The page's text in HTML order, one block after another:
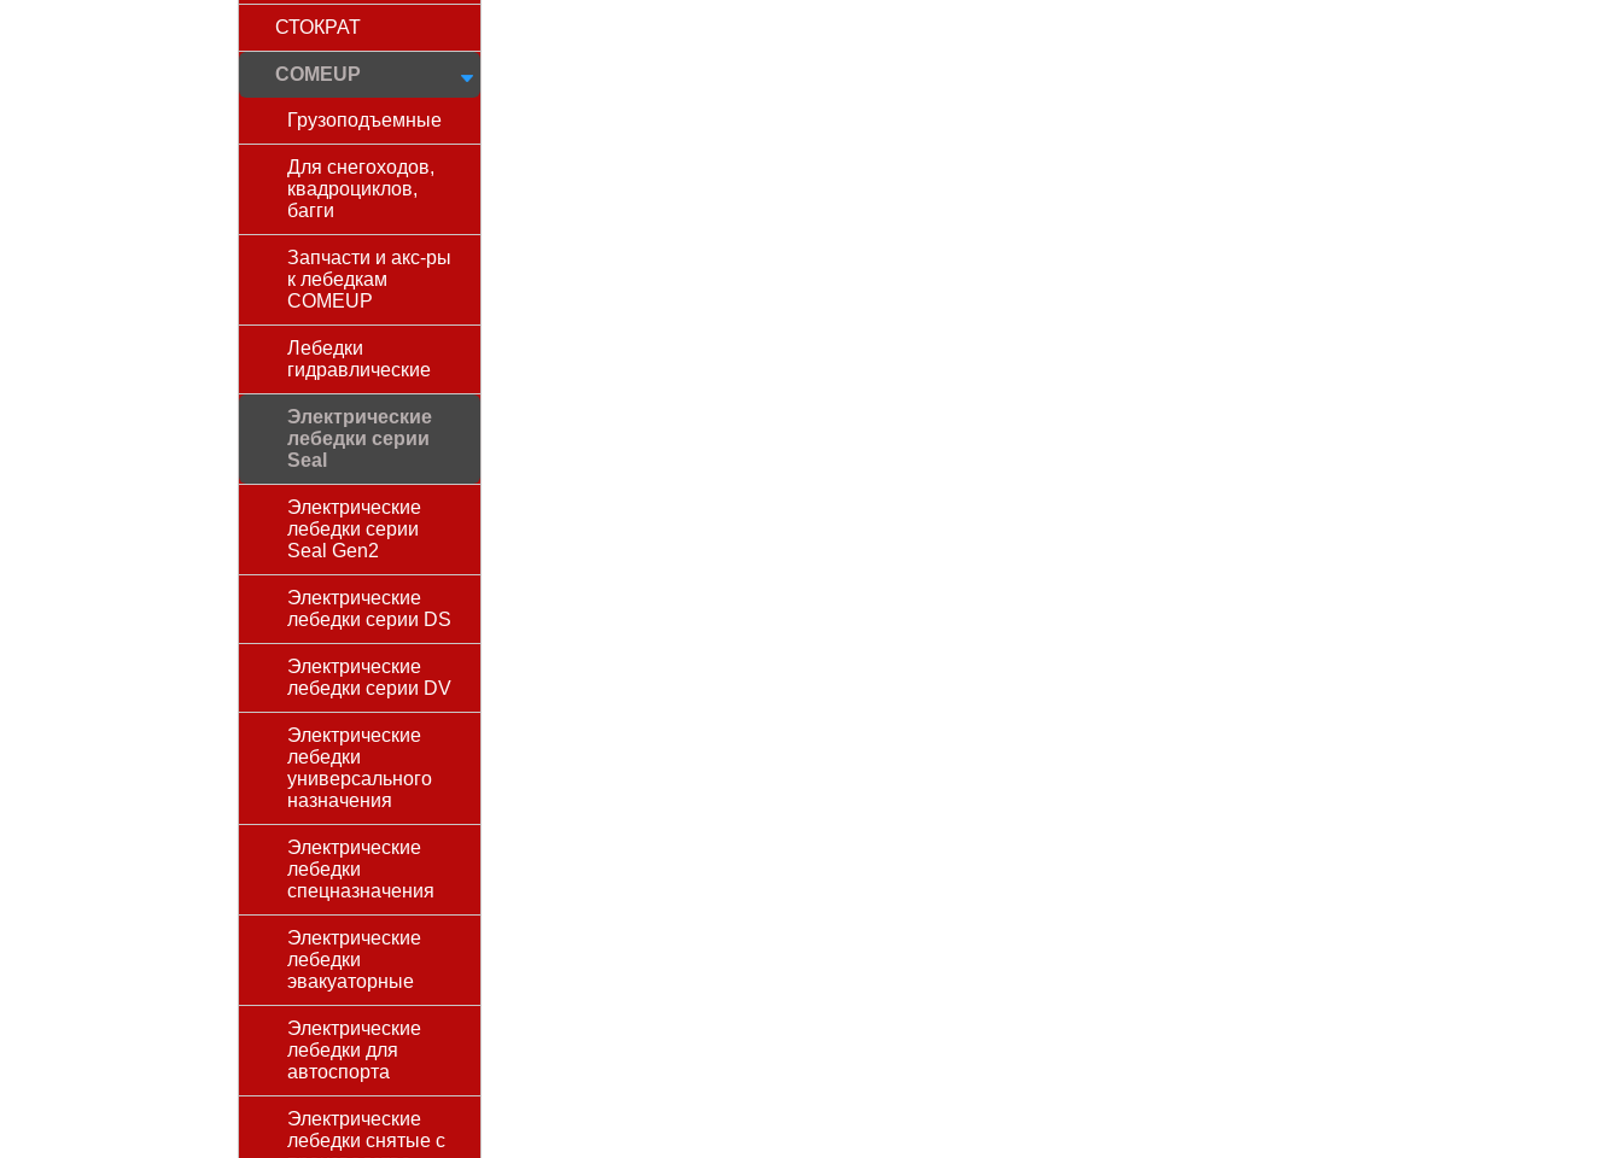
СТОКРАТ
COMEUP
Грузоподъемные
Для снегоходов,
квадроциклов,
багги
Запчасти и акс-ры
к лебедкам
COMEUP
Лебедки
гидравлические
Электрические
лебедки серии
Seal
Электрические
лебедки серии
Seal Gen2
Электрические
лебедки серии DS
Электрические
лебедки серии DV
Электрические
лебедки
универсального
назначения
Электрические
лебедки
спецназначения
Электрические
лебедки
эвакуаторные
Электрические
лебедки для
автоспорта
Электрические
лебедки снятые с